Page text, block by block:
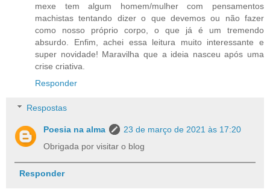
mexe tem algum homem/mulher com pensamentos
machistas tentando dizer o que devemos ou não fazer
como nosso próprio corpo, o que já é um tremendo
absurdo. Enfim, achei essa leitura muito interessante e
super novidade! Maravilha que a ideia nasceu após uma
crise criativa.
Responder
Respostas
Poesia na alma
23 de março de 2021 às 17:20
Obrigada por visitar o blog
Responder